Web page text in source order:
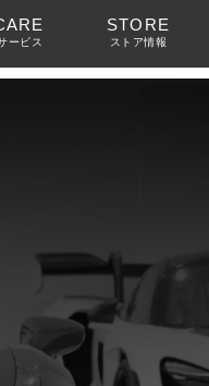
ービス
STORE
ストア情報